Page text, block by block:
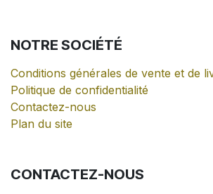
NOTRE SOCIÉTÉ
Conditions générales de vente et de
Politique de confidentialité
Contactez-nous
Plan du site
CONTACTEZ-NOUS